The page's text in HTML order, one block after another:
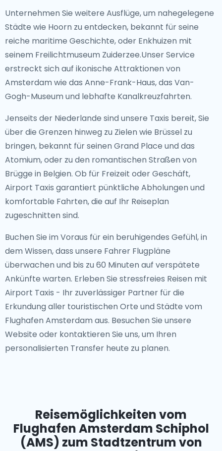
Unternehmen Sie weitere Ausflüge, um nahegelegene
Städte wie Hoorn zu entdecken, bekannt für seine
reiche maritime Geschichte, oder Enkhuizen mit
seinem Freilichtmuseum Zuiderzee.Unser Service
erstreckt sich auf ikonische Attraktionen von
Amsterdam wie das Anne-Frank-Haus, das Van-
Gogh-Museum und lebhafte Kanalkreuzfahrten.
Jenseits der Niederlande sind unsere Taxis bereit, Sie
über die Grenzen hinweg zu Zielen wie Brüssel zu
bringen, bekannt für seinen Grand Place und das
Atomium, oder zu den romantischen Straßen von
Brügge in Belgien. Ob für Freizeit oder Geschäft,
Airport Taxis garantiert pünktliche Abholungen und
komfortable Fahrten, die auf Ihr Reiseplan
zugeschnitten sind.
Buchen Sie im Voraus für ein beruhigendes Gefühl, in
dem Wissen, dass unsere Fahrer Flugpläne
überwachen und bis zu 60 Minuten auf verspätete
Ankünfte warten. Erleben Sie stressfreies Reisen mit
Airport Taxis - Ihr zuverlässiger Partner für die
Erkundung aller touristischen Orte und Städte vom
Flughafen Amsterdam aus. Besuchen Sie unsere
Website oder kontaktieren Sie uns, um Ihren
personalisierten Transfer heute zu planen.
Reisemöglichkeiten vom
Flughafen Amsterdam Schiphol
(AMS) zum Stadtzentrum von